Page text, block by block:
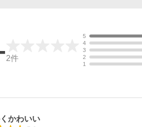
2件
5
4
3
2
1
かわいい